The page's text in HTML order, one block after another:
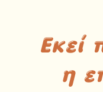
Εκεί
η